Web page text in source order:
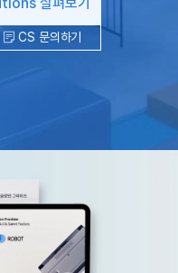
CS 문의하기